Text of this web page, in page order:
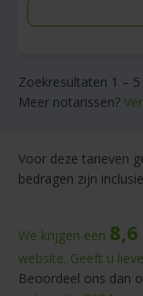
Zoekresultaten 1 – 5
Meer notarissen?
Voor deze tarieven
bedragen zijn
We krijgen een 8,6
website. Geeft u
Beoordeel ons dan